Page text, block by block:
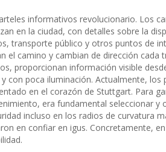
informativos revolucionario. Los
en la ciudad, con detalles sobre la
transporte público y otros puntos de
el camino y cambian de dirección cada
proporcionan información visible
con poca iluminación. Actualmente, los
en el corazón de Stuttgart. Para
era fundamental seleccionar y
incluso en los radios de curvatura
en confiar en igus. Concretamente,